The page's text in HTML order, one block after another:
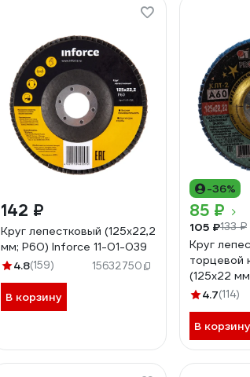
142 ₽
Круг лепестковый (125х22,2
мм; P60) Inforce 11-01-039
4.8(159) 15632750
В корзину
-36%
85 ₽
105 ₽133 ₽
Круг
торцевой
(125х22
Р60) ЛУГА
4.7(114)
В